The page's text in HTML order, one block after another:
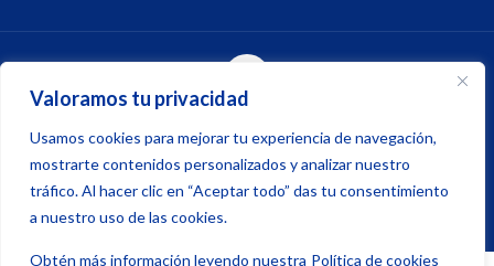
Valoramos tu privacidad
Usamos cookies para mejorar tu experiencia de navegación,
mostrarte contenidos personalizados y analizar nuestro
tráfico. Al hacer clic en “Aceptar todo” das tu consentimiento
a nuestro uso de las cookies.
Obtén más información leyendo nuestra Política de cookies
Valencia| web realizada porElena Ferrando